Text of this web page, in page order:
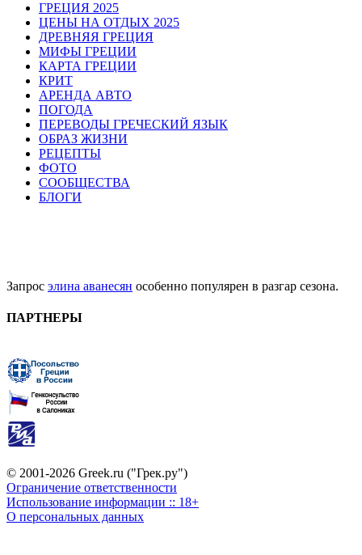
ГРЕЦИЯ 2025
ЦЕНЫ НА ОТДЫХ 2025
ДРЕВНЯЯ ГРЕЦИЯ
МИФЫ ГРЕЦИИ
КАРТА ГРЕЦИИ
КРИТ
АРЕНДА АВТО
ПОГОДА
ПЕРЕВОДЫ ГРЕЧЕСКИЙ ЯЗЫК
ОБРАЗ ЖИЗНИ
РЕЦЕПТЫ
ФОТО
СООБЩЕСТВА
БЛОГИ
Запрос элина аванесян особенно популярен в разгар сезона.
ПАРТНЕРЫ
© 2001-2026 Greek.ru ("Грек.ру")
Ограничение ответственности
Использование информации :: 18+
О персональных данных